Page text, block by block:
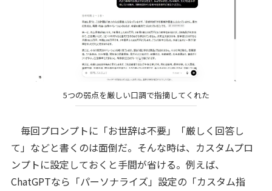
5つの弱点を厳しい口調で指摘してくれた
毎回プロンプトに「お世辞は不要」「厳しく回答し
て」などと書くのは面倒だ。そんな時は、カスタムプロ
ンプトに設定しておくと手間が省ける。例えば、
ChatGPTなら「パーソナライズ」設定の「カスタム指